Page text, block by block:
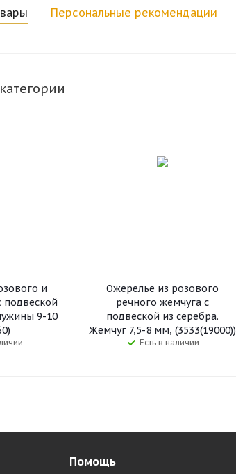
Персональные рекомендации
и
подвеской
9-10
Ожерелье из розового
речного жемчуга с
подвеской из серебра.
Жемчуг 7,5-8 мм, (3533(19000))
Есть в наличии
Помощь